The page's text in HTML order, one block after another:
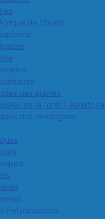
de l'Ouest
des plaines
de la forêt (
des montagnes
Polynésiennes